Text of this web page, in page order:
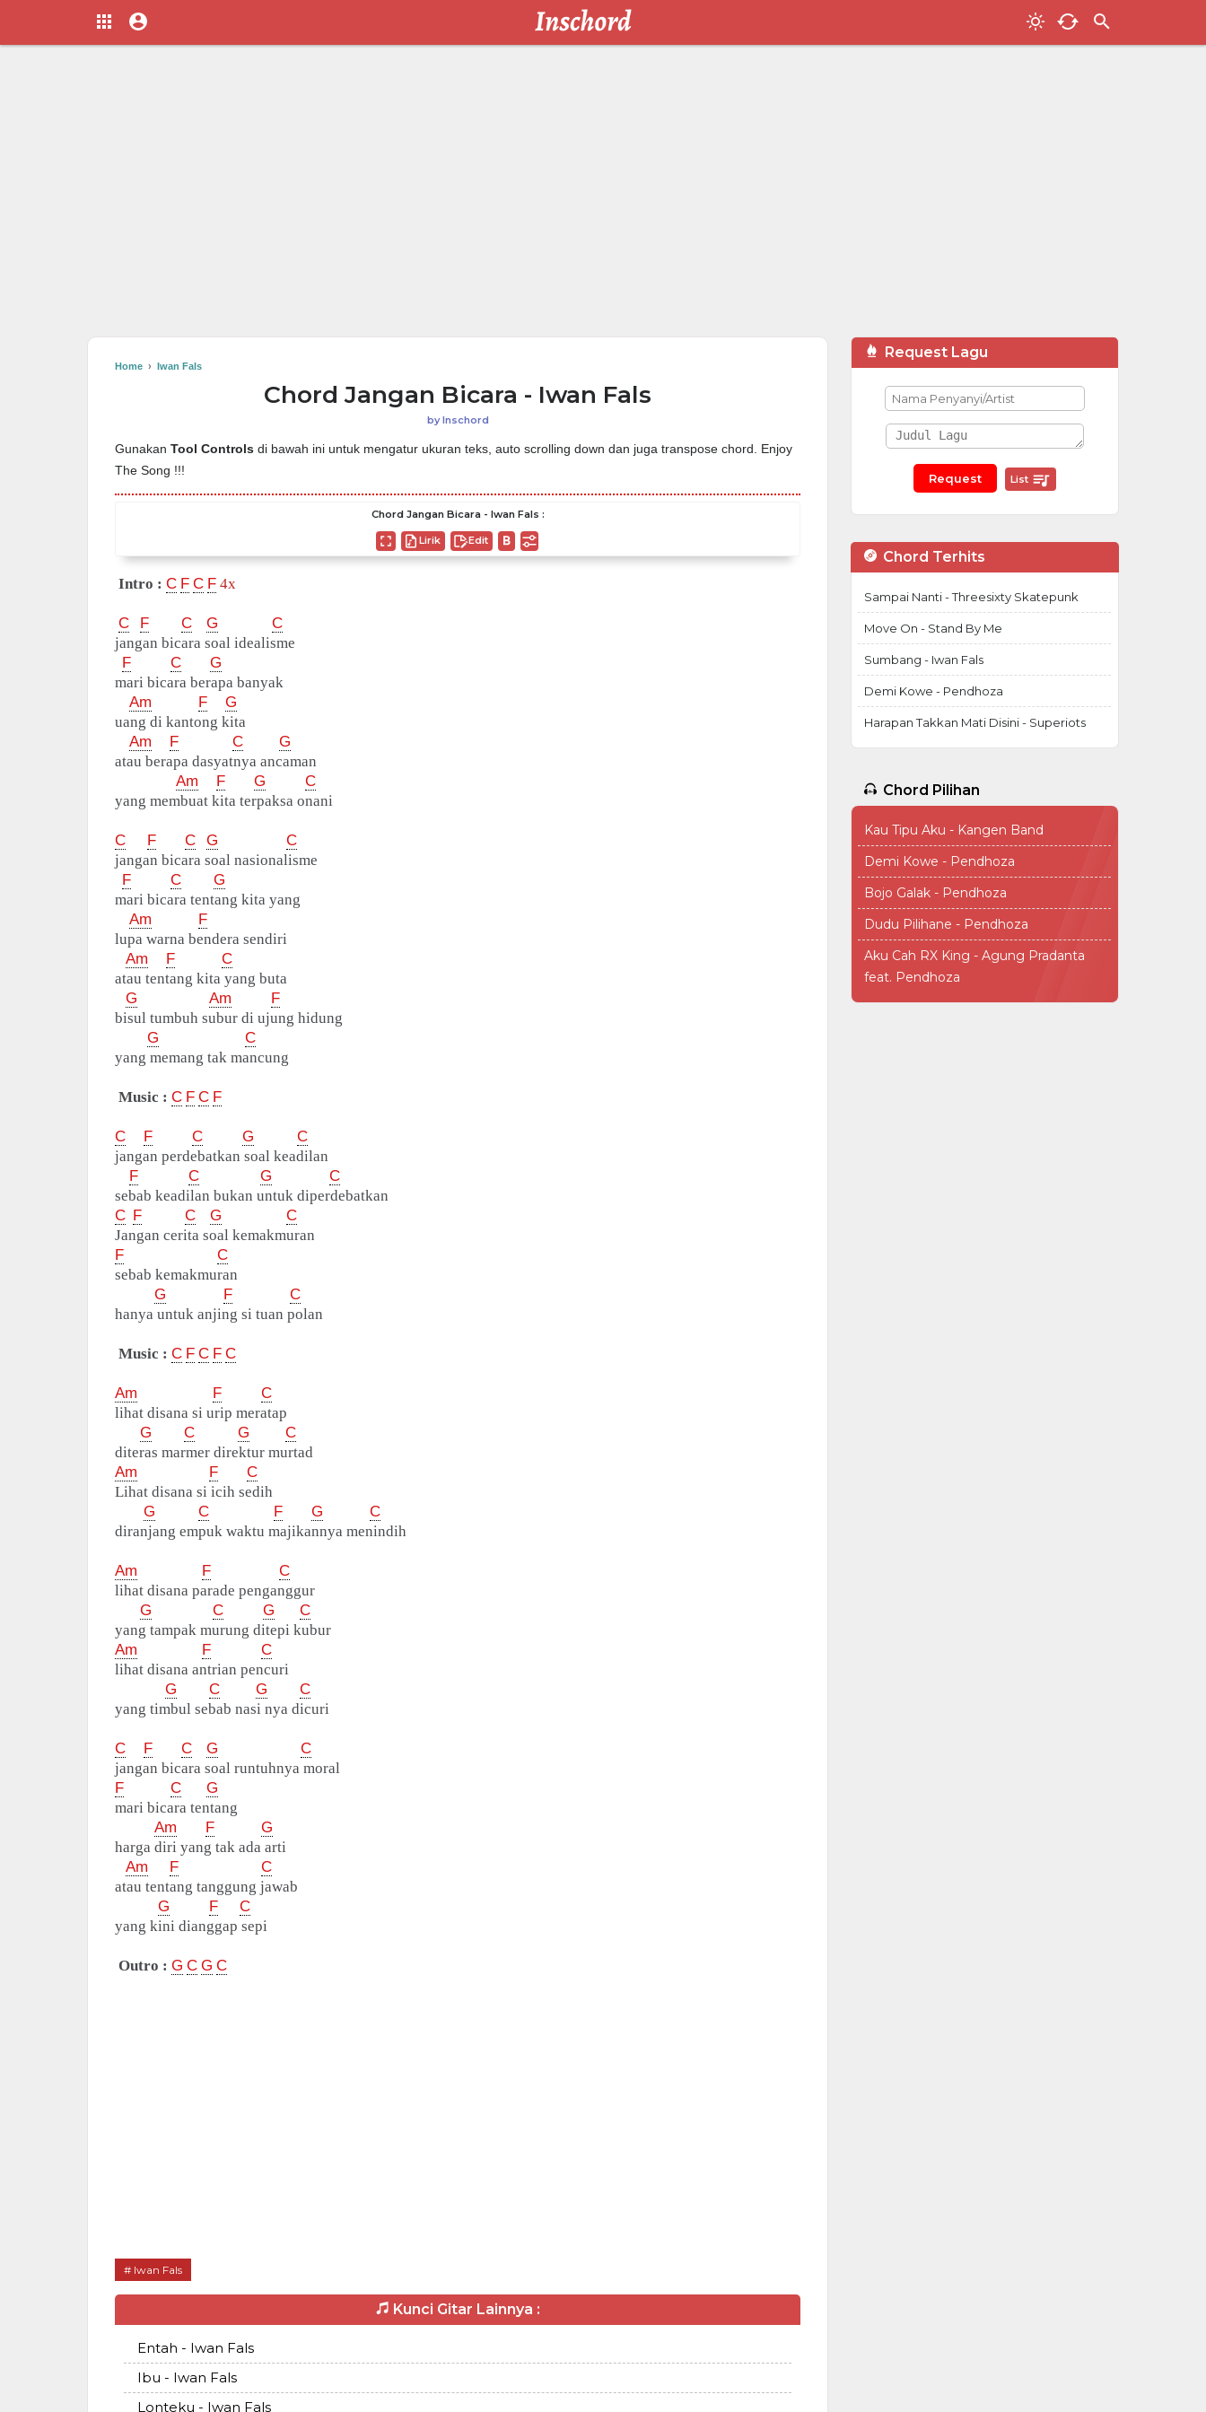
Home › Iwan Fals
Chord Jangan Bicara - Iwan Fals
byInschord
Gunakan Tool Controls di bawah ini untuk mengatur ukuran teks, auto scrolling down dan juga transpose chord. Enjoy
The Song !!!
Chord Jangan Bicara - Iwan Fals :
Lirik Edit
Intro : C F C F 4x
C F C G
C
jangan bicara soal idealisme
F
C
G
mari bicara berapa banyak
Am
F
G
uang di kantong kita
Am
F C
G
atau berapa dasyatnya ancaman
Am
F G
C
yang membuat kita terpaksa onani
C F C G
C
jangan bicara soal nasionalisme
F
C
G
mari bicara tentang kita yang
Am
F
lupa warna bendera sendiri
Am
F
C
atau tentang kita yang buta
G
Am
F
bisul tumbuh subur di ujung hidung
G
C
yang memang tak mancung
Music : C F C F
C F C G
C
jangan perdebatkan soal keadilan
F
C G
C
sebab keadilan bukan untuk diperdebatkan
C F C G
C
Jangan cerita soal kemakmuran
F
C
sebab kemakmuran
G
F
C
hanya untuk anjing si tuan polan
Music : C F C F C
Am F
C
lihat disana si urip meratap
G
C G
C
diteras marmer direktur murtad
Am
F
C
Lihat disana si icih sedih
G
C F G
C
diranjang empuk waktu majikannya menindih
Am F
C
lihat disana parade penganggur
G
C G
C
yang tampak murung ditepi kubur
Am
F
C
lihat disana antrian pencuri
G
C G
C
yang timbul sebab nasi nya dicuri
C F C G
C
jangan bicara soal runtuhnya moral
F
C
G
mari bicara tentang
Am
F
G
harga diri yang tak ada arti
Am
F
C
atau tentang tanggung jawab
G
F
C
yang kini dianggap sepi
Outro : G C G C
Iwan Fals
Kunci Gitar Lainnya :
Entah - Iwan Fals
Ibu - Iwan Fals
Lonteku - Iwan Fals
Request Lagu
List
Chord Terhits
Sampai Nanti - Threesixty Skatepunk
Move On - Stand By Me
Sumbang - Iwan Fals
Demi Kowe - Pendhoza
Harapan Takkan Mati Disini - Superiots
Chord Pilihan
Kau Tipu Aku - Kangen Band
Demi Kowe - Pendhoza
Bojo Galak - Pendhoza
Dudu Pilihane - Pendhoza
Aku Cah RX King - Agung Pradanta
feat. Pendhoza